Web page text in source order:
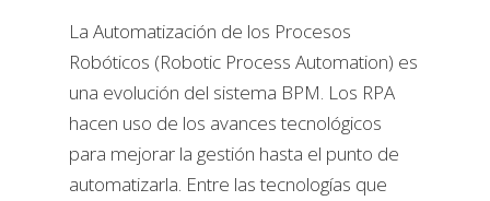
La Automatización de los Procesos
Robóticos (Robotic Process Automation) es
una evolución del sistema BPM. Los RPA
hacen uso de los avances tecnológicos
para mejorar la gestión hasta el punto de
automatizarla. Entre las tecnologías que